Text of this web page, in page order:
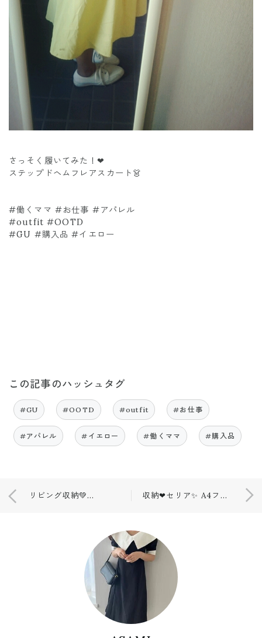
さっそく履いてみた！❤
ステップドヘムフレアスカート👗
#働くママ #お仕事 #アパレル
#outfit #OOTD
#GU #購入品 #イエロー
この記事のハッシュタグ
#GU #OOTD #outfit #お仕事
#アパレル #イエロー #働くママ #購入品
リビング収納💚ニトリ💚カラーボックス 収納❤セリア✨ A4ファイルスタンド